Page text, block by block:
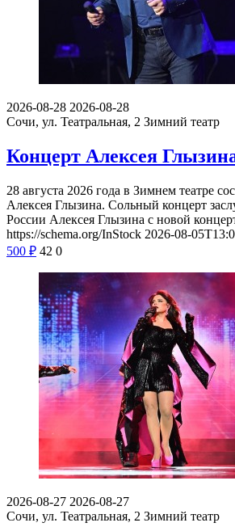
2026-08-28 2026-08-28
Сочи, ул. Театральная, 2 Зимний театр
Концерт Алексея
28 августа 2026 года в Зимнем театре
Алексея Глызина. Сольный концерт
России Алексея Глызина с новой
https://schema.org/InStock 2026-08-
500 ₽ 42 0
2026-08-27 2026-08-27
Сочи, ул. Театральная, 2 Зимний театр